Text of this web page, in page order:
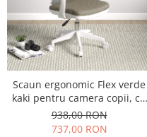
Scaun ergonomic Flex verde
kaki pentru camera copii, cu
roți și spătar ventilat
938,00 RON
737,00 RON